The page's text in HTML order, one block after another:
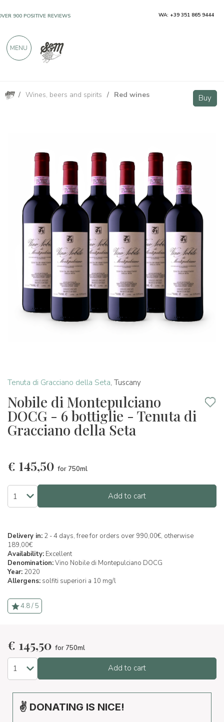
/ Wines, beers and spirits / Red wines Buy
Tenuta di Gracciano della Seta, Tuscany
Nobile di Montepulciano
DOCG - 6 bottiglie - Tenuta di
Gracciano della Seta
€ 145,50 for 750ml
Add to cart
Delivery in: 2 - 4 days, free for orders over 990,00€, otherwise
189,00€
Availability: Excellent
Denomination:Vino Nobile di Montepulciano DOCG
Year: 2020
Allergens: solfiti superiori a 10 mg/l
4.8 / 5
€ 145,50 for 750ml
Add to cart
✌ DONATING IS NICE!
Buy
900 POSITIVE REVIEWS WA: +39 351 865 9444
MENU